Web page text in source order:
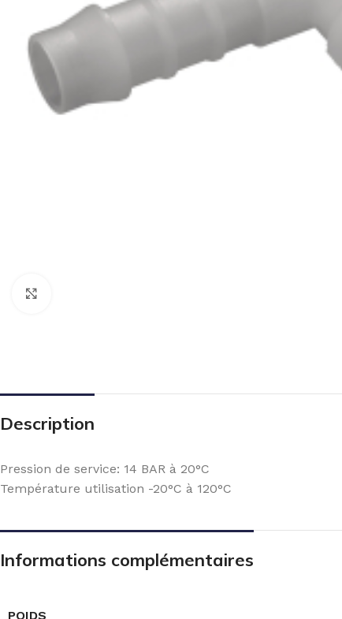
Description
Pression de service: 14 BAR à 20°C
Température utilisation -20°C à 120°C
Informations complémentaires
POIDS